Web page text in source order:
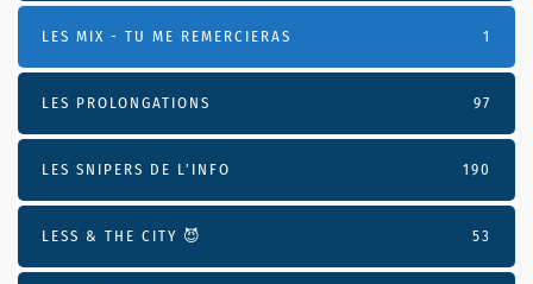
LES MIX - TU ME REMERCIERAS 1
LES PROLONGATIONS 97
LES SNIPERS DE L’INFO 190
LESS & THE CITY 😈 53